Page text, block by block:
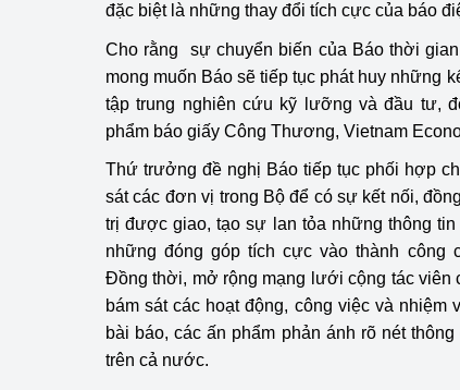
đặc biệt là những thay đổi tích cực của báo
Cho rằng sự chuyển biến của Báo thời
mong muốn Báo sẽ tiếp tục phát huy những
tập trung nghiên cứu kỹ lưỡng và đầu tư,
phẩm báo giấy Công Thương, Vietnam
Thứ trưởng đề nghị Báo tiếp tục phối hợp
sát các đơn vị trong Bộ để có sự kết nối,
trị được giao, tạo sự lan tỏa những thông
những đóng góp tích cực vào thành công
Đồng thời, mở rộng mạng lưới cộng tác viên
bám sát các hoạt động, công việc và nhiệm
bài báo, các ấn phẩm phản ánh rõ nét
trên cả nước.